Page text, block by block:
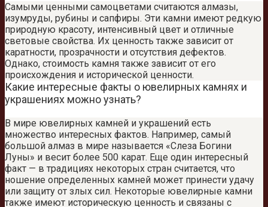
Самыми ценными самоцветами считаются алмазы,
изумруды, рубины и сапфиры. Эти камни имеют редкую
природную красоту, интенсивный цвет и отличные
световые свойства. Их ценность также зависит от
каратности, прозрачности и отсутствия дефектов.
Однако, стоимость камня также зависит от его
происхождения и исторической ценности.
Какие интересные факты о ювелирных камнях и
украшениях можно узнать?
В мире ювелирных камней и украшений есть
множество интересных фактов. Например, самый
большой алмаз в мире называется «Слеза Богини
Луны» и весит более 500 карат. Еще один интересный
факт — в традициях некоторых стран считается, что
ношение определенных камней может принести удачу
или защиту от злых сил. Некоторые ювелирные камни
также имеют историческую ценность и связаны с